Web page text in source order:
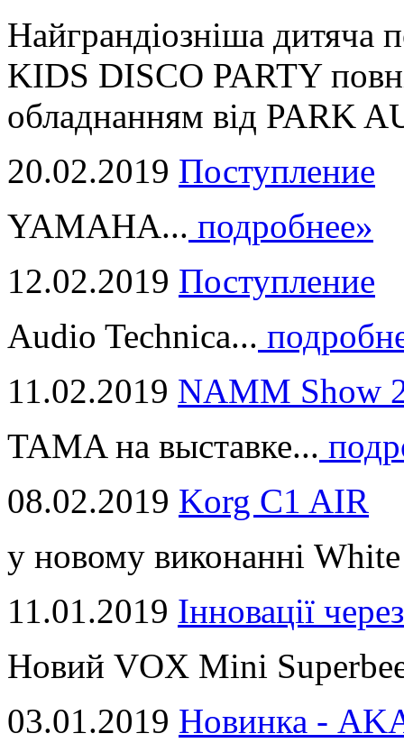
Найграндіозніша дитяча
KIDS DISCO PARTY
обладнанням від PARK
20.02.2019 Поступление
YAMAHA... подробнее»
12.02.2019 Поступление
Audio Technica...
11.02.2019 NAMM Show
TAMA на выставке...
08.02.2019 Korg C1 AIR
у новому виконанні
11.01.2019 Інновації
Новий VOX Mini
03.01.2019 Новинка -